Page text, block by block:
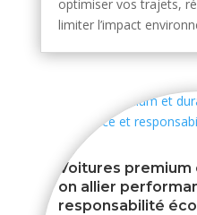
optimiser vos trajets,
limiter l’impact
Voitures
on allier
responsabilité